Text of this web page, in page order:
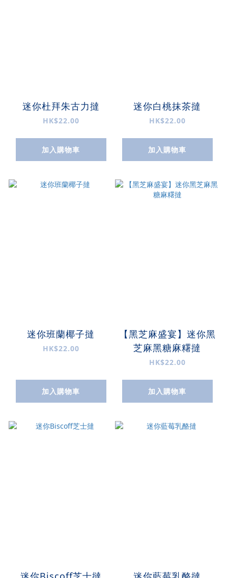
迷你杜拜朱古力撻
HK$22.00
加入購物車
迷你白桃抹茶撻
HK$22.00
加入購物車
迷你班蘭椰子撻
HK$22.00
加入購物車
【黑芝麻盛宴】迷你黑
芝麻黑糖麻糬撻
HK$22.00
加入購物車